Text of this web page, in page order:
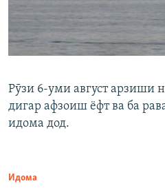
Рӯзи 6-уми август арзиши
дигар афзоиш ёфт ва ба
идома дод.
Идома